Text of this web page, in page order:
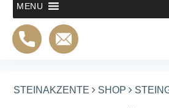
MENU
STEINAKZENTE SHOP